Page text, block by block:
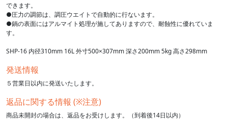
できます。
●圧力の調節は、調圧ウエイトで自動的に行ないます。
●鍋の表面にはアルマイト処理が施してありますので、耐蝕性に優れていま
す。
SHP-16 内径310mm 16L 外寸500×307mm 深さ200mm 5kg 高さ298mm
発送情報
５営業日以内に発送いたします。
返品に関する情報 (※注意)
商品未開封の場合は、返品をお受けします。（到着後14日以内）